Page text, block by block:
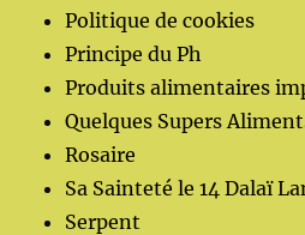
Politique de cookies
Principe du Ph
Produits alimentaires
Quelques Supers
Rosaire
Sa Sainteté le 14 Dalaï
Serpent